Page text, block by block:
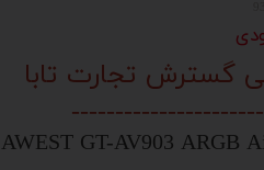
گسترش تجارت تابا
AWEST GT-AV903 ARGB